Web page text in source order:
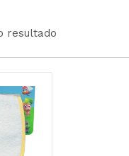
resultado